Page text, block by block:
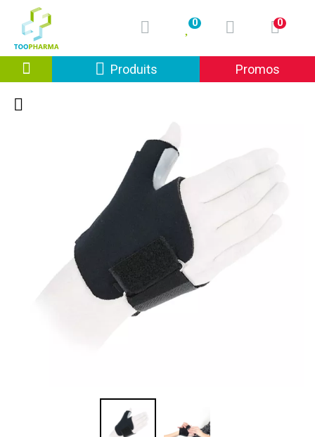
0 0
ProduitsAfficher la navigation
Promos